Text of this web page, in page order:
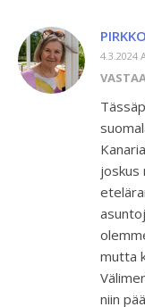
4.3.2024
joskus
mutta
niin